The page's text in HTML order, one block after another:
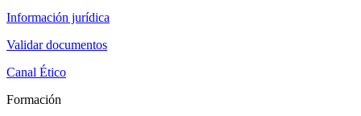
Información jurídica
Validar documentos
Canal Ético
Formación